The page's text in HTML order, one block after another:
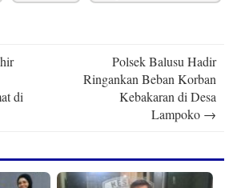
di
Polsek Balusu Hadir
Ringankan Beban Korban
Kebakaran di Desa
Lampoko →